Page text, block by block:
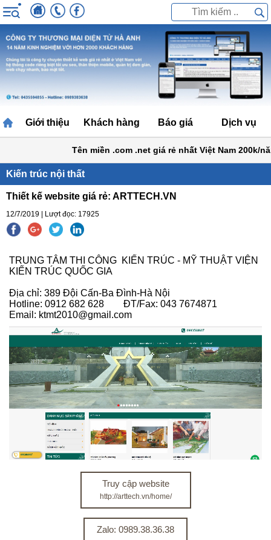
Giới thiệu Khách hàng Báo giá Dịch vụ
Tên miền .com .net giá rẻ nhất Việt Nam 200k/năm
Kiến trúc nội thất
Thiết kế website giá rẻ: ARTTECH.VN
12/7/2019 | Lượt đọc: 17925
TRUNG TÂM THI CÔNG KIẾN TRÚC - MỸ THUẬT VIỆN
KIẾN TRÚC QUỐC GIA
Địa chỉ: 389 Đội Cấn-Ba Đình-Hà Nội
Hotline: 0912 682 628 ĐT/Fax: 043 7674871
Email: ktmt2010@gmail.com
Truy cập website
http://arttech.vn/home/
Zalo: 0989.38.36.38